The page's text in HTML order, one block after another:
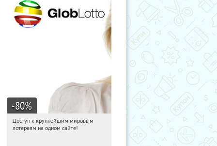
-80%
06:27:56 Купили:4234
Доступ к крупнейшим мировым
лотереям на одном сайте!